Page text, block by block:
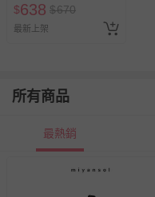
$638 $670
最新上架
所有商品
最熱銷